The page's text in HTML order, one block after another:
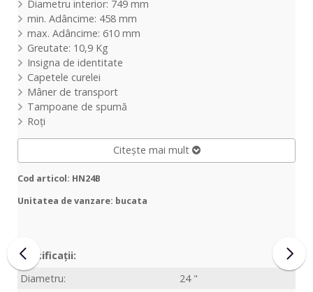
Diametru interior: 749 mm
min. Adâncime: 458 mm
max. Adâncime: 610 mm
Greutate: 10,9 Kg
Insigna de identitate
Capetele curelei
Mâner de transport
Tampoane de spumă
Roți
Citește mai mult
Cod articol: HN24B
Unitatea de vanzare: bucata
Specificații:
Diametru:
24 "